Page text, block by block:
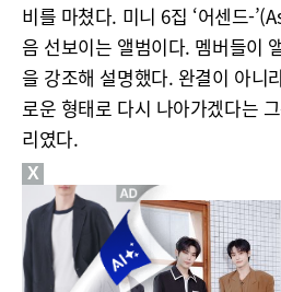
비를 마쳤다. 미니 6집 ‘어센드-
음 선보이는 앨범이다. 멤버들이
을 강조해 설명했다. 완결이 아니
로운 형태로 다시 나아가겠다는
리였다.
X